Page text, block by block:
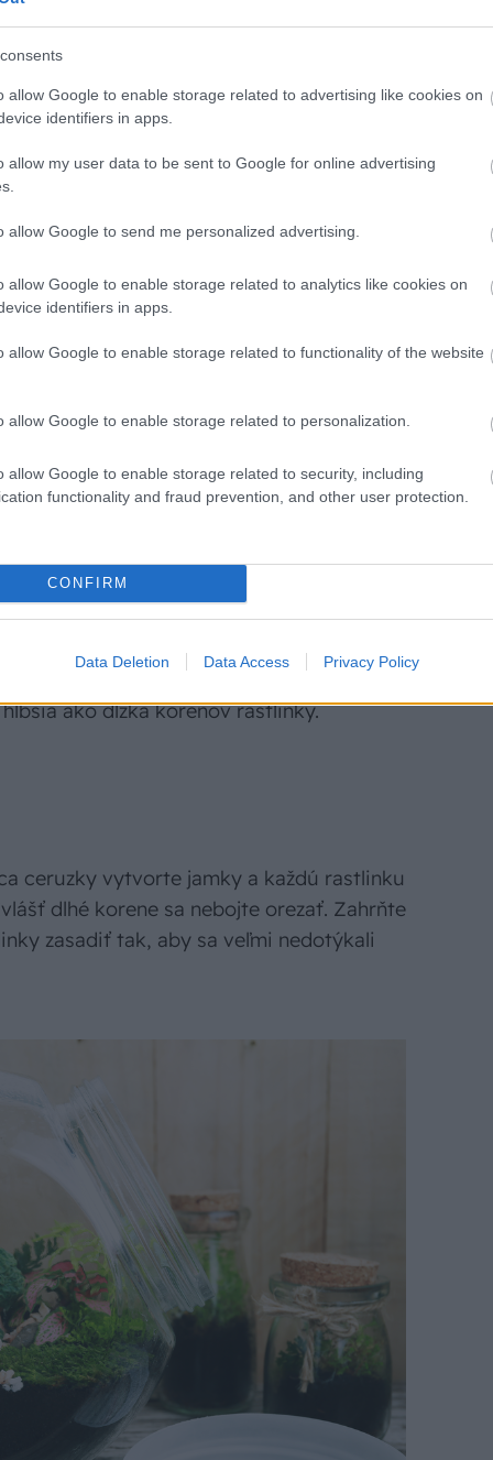
allow Google to enable storage related to advertising like cookies on
identifiers in apps.
allow my user data to be sent to Google for online advertising
allow Google to send me personalized advertising.
allow Google to enable storage related to analytics like cookies on
identifiers in apps.
allow Google to enable storage related to functionality of the website
allow Google to enable storage related to personalization.
allow Google to enable storage related to security, including
functionality and fraud prevention, and other user protection.
CONFIRM
Data Deletion Data Access Privacy Policy
by mala byť podľa veľkosti
uhlie existuje vo forme malých granúl
ho veľa, len toľko, aby ste zakryli
malého rastlinného sveta a udrží pod
pachy.
celý rok zadarmo!
si sám na rok za 20 € a my vám dáme
v rovnakej hodnote. Výhodná ponuka,
na to, že si vyžadujú aj špeciálnu
koľko si vyžadujú korene rastlín, aby
ako dĺžka koreňov rastlinky.
ceruzky vytvorte jamky a každú rastlinku
dlhé korene sa nebojte orezať. Zahrňte
zasadiť tak, aby sa veľmi nedotýkali